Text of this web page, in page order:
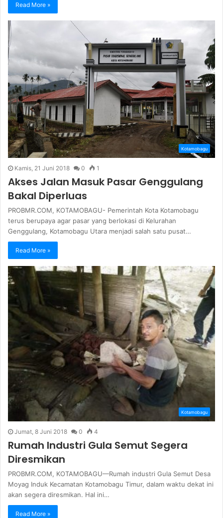
Read More »
Kotamobagu
Kamis, 21 Juni 2018 0 1
Akses Jalan Masuk Pasar Genggulang
Bakal Diperluas
PROBMR.COM, KOTAMOBAGU- Pemerintah Kota Kotamobagu
terus berupaya agar pasar yang berlokasi di Kelurahan
Genggulang, Kotamobagu Utara menjadi salah satu pusat…
Read More »
Kotamobagu
Jumat, 8 Juni 2018 0 4
Rumah Industri Gula Semut Segera
Diresmikan
PROBMR.COM, KOTAMOBAGU—Rumah industri Gula Semut Desa
Moyag Induk Kecamatan Kotamobagu Timur, dalam waktu dekat ini
akan segera diresmikan. Hal ini…
Read More »